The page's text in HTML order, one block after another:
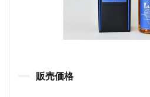
販売価格